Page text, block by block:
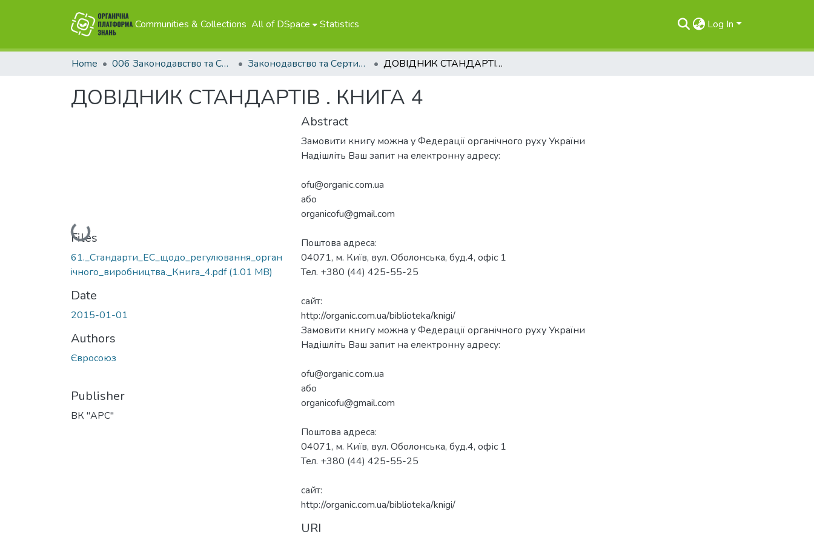
Communities & Collections All of DSpace Statistics Log In
Home 006 Законодавство та Сертифікація Законодавство та Сертифікація ДОВІДНИК СТАНДАРТІВ . КНИГА 4
ДОВІДНИК СТАНДАРТІВ . КНИГА 4
Loading...
Files
61._Стандарти_EС_щодо_регулювання_орган
iчного_виробництва._Книга_4.pdf(1.01 MB)
Date
2015-01-01
Authors
Євросоюз
Publisher
ВК "АРС"
Abstract
Замовити книгу можна у Федерації органічного руху України
Надішліть Ваш запит на електронну адресу:
ofu@organic.com.ua
або
organicofu@gmail.com
Поштова адреса:
04071, м. Київ, вул. Оболонська, буд.4, офіс 1
Тел. +380 (44) 425-55-25
сайт:
http://organic.com.ua/biblioteka/knigi/
Замовити книгу можна у Федерації органічного руху України
Надішліть Ваш запит на електронну адресу:
ofu@organic.com.ua
або
organicofu@gmail.com
Поштова адреса:
04071, м. Київ, вул. Оболонська, буд.4, офіс 1
Тел. +380 (44) 425-55-25
сайт:
http://organic.com.ua/biblioteka/knigi/
URI